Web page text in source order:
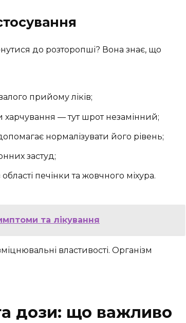
до розторопші? Вона знає, що
прийому ліків;
харчування — тут шрот незамінний;
нормалізувати його рівень;
застуд;
печінки та жовчного міхура.
та лікування
властивості. Організм
дози: що важливо